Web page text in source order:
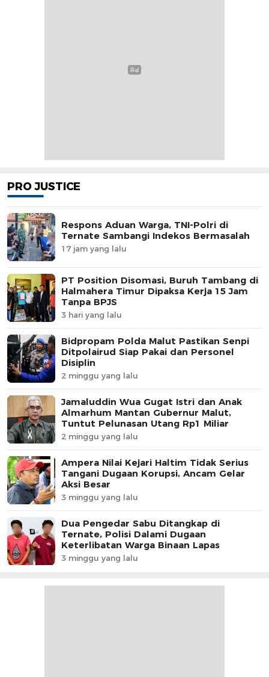
PRO JUSTICE
Respons Aduan Warga, TNI-Polri di
Ternate Sambangi Indekos Bermasalah
17 jam yang lalu
PT Position Disomasi, Buruh Tambang di
Halmahera Timur Dipaksa Kerja 15 Jam
Tanpa BPJS
3 hari yang lalu
Bidpropam Polda Malut Pastikan Senpi
Ditpolairud Siap Pakai dan Personel
Disiplin
2 minggu yang lalu
Jamaluddin Wua Gugat Istri dan Anak
Almarhum Mantan Gubernur Malut,
Tuntut Pelunasan Utang Rp1 Miliar
2 minggu yang lalu
Ampera Nilai Kejari Haltim Tidak Serius
Tangani Dugaan Korupsi, Ancam Gelar
Aksi Besar
3 minggu yang lalu
Dua Pengedar Sabu Ditangkap di
Ternate, Polisi Dalami Dugaan
Keterlibatan Warga Binaan Lapas
3 minggu yang lalu